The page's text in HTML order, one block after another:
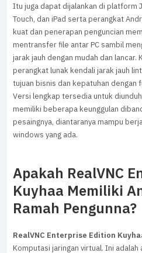
Itu juga dapat dijalankan di platform
Touch, dan iPad serta perangkat
kuat dan penerapan penguncian
mentransfer file antar PC sambil
jarak jauh dengan mudah dan lancar.
perangkat lunak kendali jarak jauh
tujuan bisnis dan kepatuhan dengan
Versi lengkap tersedia untuk
memiliki beberapa keunggulan
pesaingnya, diantaranya mampu
windows yang ada.
Apakah RealVNC
Kuyhaa Memiliki
Ramah Pengunna?
RealVNC Enterprise Edition
Komputasi jaringan virtual. Ini